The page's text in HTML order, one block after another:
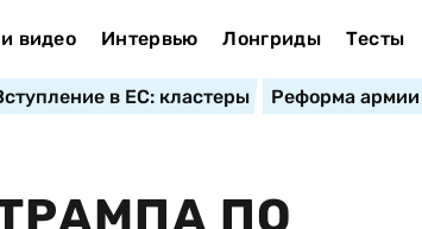
видео Интервью Лонгриды Тесты
в ЕС: кластеры Реформа армии
ПО